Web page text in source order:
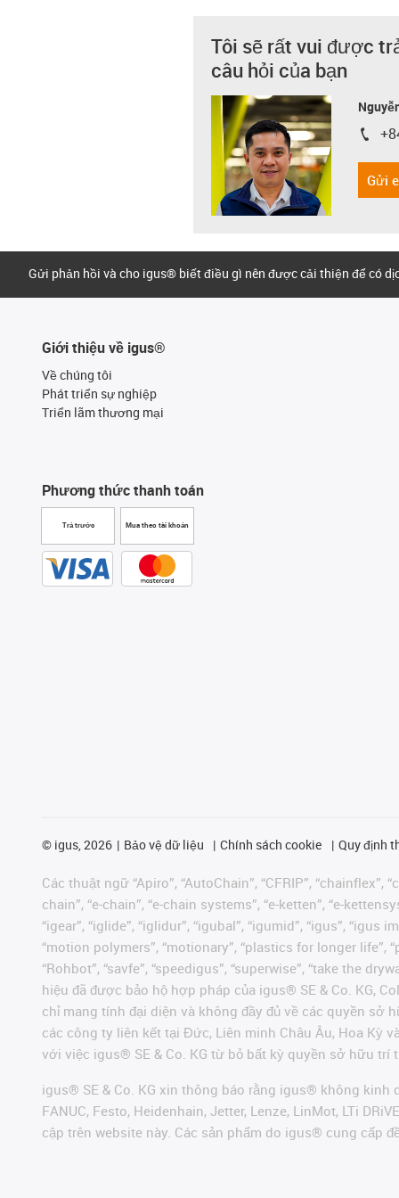
Tôi sẽ rất vui được
câu hỏi của bạn
igus-
Gửi
Gửi phản hồi và cho igus® biết điều gì nên được cải thiện để có
Giới thiệu về igus®
Về chúng tôi
Phát triển sự nghiệp
Triển lãm thương mại
Phương thức thanh toán
Trả trước Mua theo tài khoản
© igus, 2026 Bảo vệ dữ liệu Chính sách cookie Quy định
Các thuật ngữ “Apiro”, “AutoChain”, “CFRIP”, “chainflex”,
chain”, “e-chain”, “e-chain systems”, “e-ketten”, “e-
“igear”, “iglide”, “iglidur”, “igubal”, “igumid”, “igus”, “igus
“motion polymers”, “motionary”, “plastics for longer life”,
“Rohbot”, “savfe”, “speedigus”, “superwise”, “take the
hiệu đã được bảo hộ hợp pháp của igus® SE & Co. KG,
chỉ mang tính đại diện và không đầy đủ về các quyền sở
các công ty liên kết tại Đức, Liên minh Châu Âu, Hoa Kỳ
với việc igus® SE & Co. KG từ bỏ bất kỳ quyền sở hữu trí
igus® SE & Co. KG xin thông báo rằng igus® không kinh
FANUC, Festo, Heidenhain, Jetter, Lenze, LinMot, LTi
cập trên website này. Các sản phẩm do igus® cung cấp